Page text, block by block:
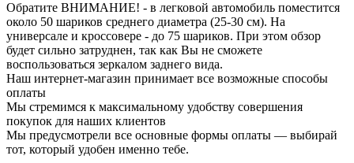
Обратите ВНИМАНИЕ! - в легковой автомобиль поместится
около 50 шариков среднего диаметра (25-30 см). На
универсале и кроссовере - до 75 шариков. При этом обзор
будет сильно затруднен, так как Вы не сможете
воспользоваться зеркалом заднего вида.
Наш интернет-магазин принимает все возможные способы
оплаты
Мы стремимся к максимальному удобству совершения
покупок для наших клиентов
Мы предусмотрели все основные формы оплаты — выбирай
тот, который удобен именно тебе.